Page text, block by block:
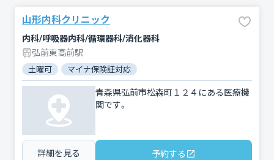
山形内科クリニック
内科/呼吸器内科/循環器科/消化器科
弘前東高前駅
土曜可 マイナ保険証対応
青森県弘前市松森町１２４にある医療機
関です。
詳細を見る 予約する